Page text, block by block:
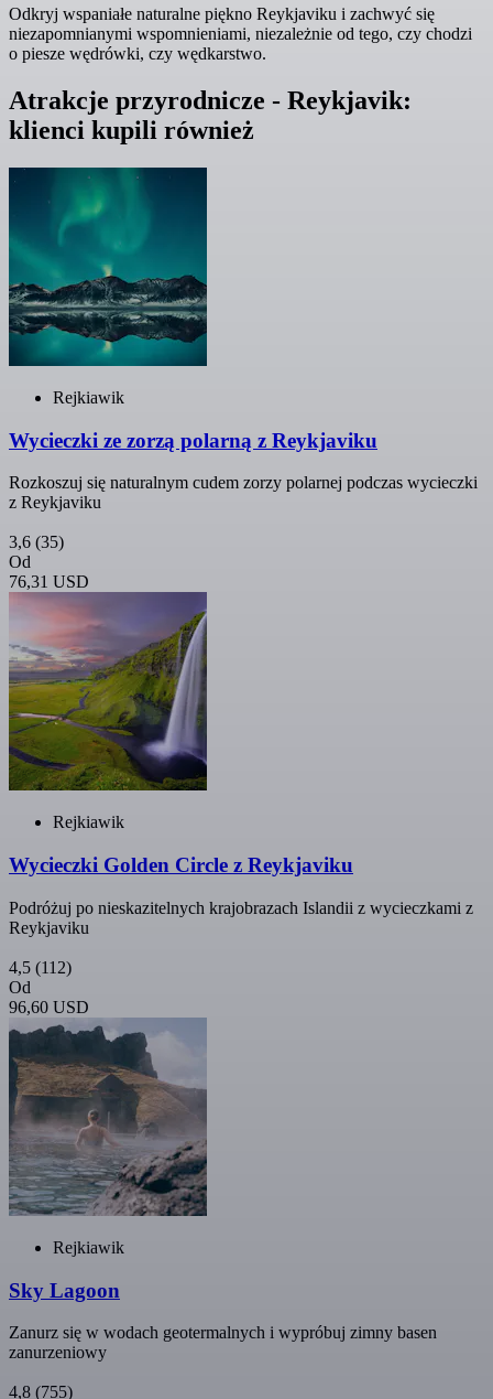
Odkryj wspaniałe naturalne piękno Reykjaviku i zachwyć się
niezapomnianymi wspomnieniami, niezależnie od tego, czy chodzi
o piesze wędrówki, czy wędkarstwo.
Atrakcje przyrodnicze - Reykjavik:
klienci kupili również
Rejkiawik
Wycieczki ze zorzą polarną z Reykjaviku
Rozkoszuj się naturalnym cudem zorzy polarnej podczas wycieczki
z Reykjaviku
3,6 (35)
Od
76,31 USD
Rejkiawik
Wycieczki Golden Circle z Reykjaviku
Podróżuj po nieskazitelnych krajobrazach Islandii z wycieczkami z
Reykjaviku
4,5 (112)
Od
96,60 USD
Rejkiawik
Sky Lagoon
Zanurz się w wodach geotermalnych i wypróbuj zimny basen
zanurzeniowy
4,8 (755)